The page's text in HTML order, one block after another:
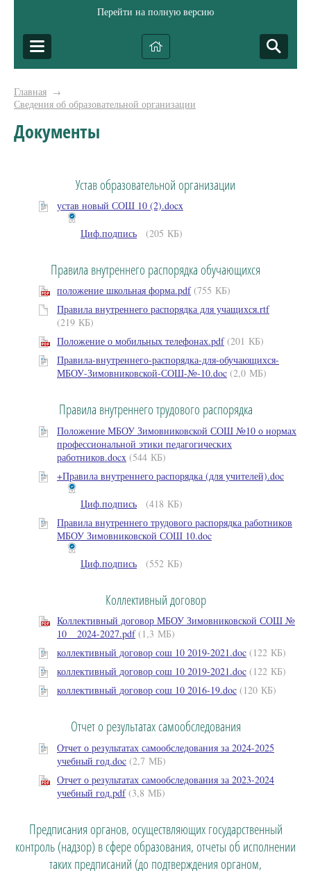
Перейти на полную версию
Главная →
Сведения об образовательной организации
Документы
Устав образовательной организации
устав новый СОШ 10 (2).docx
Циф.подпись (205 КБ)
Правила внутреннего распорядка обучающихся
положение школьная форма.pdf (755 КБ)
Правила внутреннего распорядка для учащихся.rtf
(219 КБ)
Положение о мобильных телефонах.pdf (201 КБ)
Правила-внутреннего-распорядка-для-обучающихся-
МБОУ-Зимовниковской-СОШ-№-10.doc (2,0 МБ)
Правила внутреннего трудового распорядка
Положение МБОУ Зимовниковской СОШ №10 о нормах
профессиональной этики педагогических
работников.docx (544 КБ)
+Правила внутреннего распорядка (для учителей).doc
Циф.подпись
(418 КБ)
Правила внутреннего трудового распорядка работников
МБОУ Зимовниковской СОШ 10.doc
Циф.подпись (552 КБ)
Коллективный договор
Коллективный договор МБОУ Зимовниковской СОШ №
10 _ 2024-2027.pdf (1,3 МБ)
коллективный договор сош 10 2019-2021.doc (122 КБ)
коллективный договор сош 10 2019-2021.doc (122 КБ)
коллективный договор сош 10 2016-19.doc (120 КБ)
Отчет о результатах самообследования
Отчет о результатах самообследования за 2024-2025
учебный год.doc (2,7 МБ)
Отчет о результатах самообследования за 2023-2024
учебный год.pdf (3,8 МБ)
Предписания органов, осуществляющих государственный
контроль (надзор) в сфере образования, отчеты об исполнении
таких предписаний (до подтверждения органом,